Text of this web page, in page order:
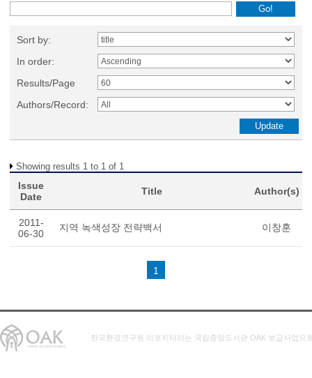
Sort by:
In order:
Results/Page
Authors/Record:
Showing results 1 to 1 of 1
Issue
Date
Title Author(s)
2011-
06-30
지역 녹색성장 전략백서 이창훈
1
한국환경연구원 리포지터리는 국립중앙도서관 OAK 보급사업